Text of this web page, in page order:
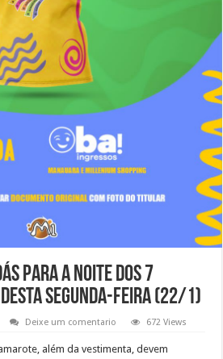
para a Noite dos 7
segunda-feira (22/1)
Deixe um comentario 672 Views
além da vestimenta, devem